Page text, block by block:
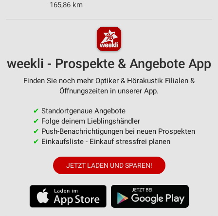
165,86 km
weekli - Prospekte & Angebote App
Finden Sie noch mehr Optiker & Hörakustik Filialen &
Öffnungszeiten in unserer App.
✔ Standortgenaue Angebote
✔ Folge deinem Lieblingshändler
✔ Push-Benachrichtigungen bei neuen Prospekten
✔ Einkaufsliste - Einkauf stressfrei planen
JETZT LADEN UND SPAREN!